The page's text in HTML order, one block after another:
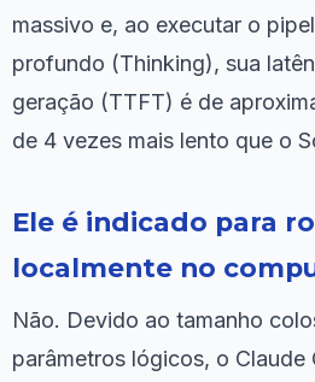
massivo e, ao executar o
profundo (Thinking), sua
geração (TTFT) é de
de 4 vezes mais lento que o
Ele é indicado para
localmente no
Não. Devido ao tamanho
parâmetros lógicos, o Claude